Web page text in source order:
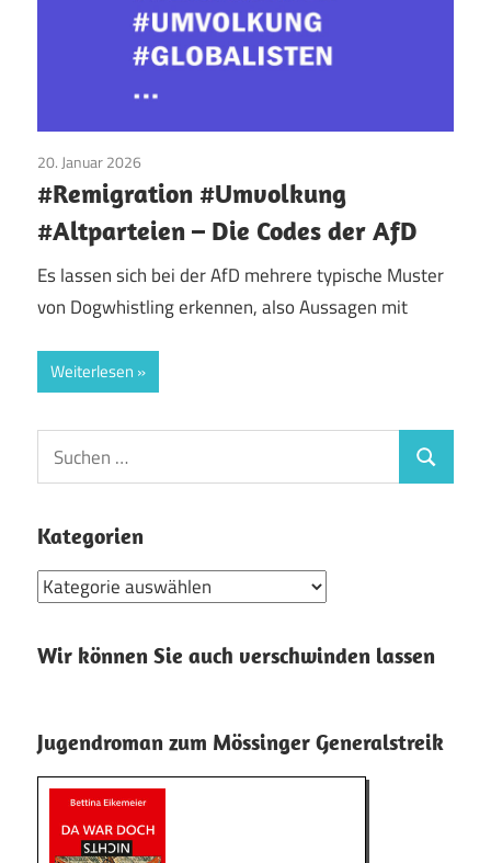
20. Januar 2026
#Remigration #Umvolkung
#Altparteien – Die Codes der AfD
Es lassen sich bei der AfD mehrere typische Muster
von Dogwhistling erkennen, also Aussagen mit
Weiterlesen
Suchen
nach:
Suchen
Kategorien
Kategorien
Wir können Sie auch verschwinden lassen
Jugendroman zum Mössinger Generalstreik